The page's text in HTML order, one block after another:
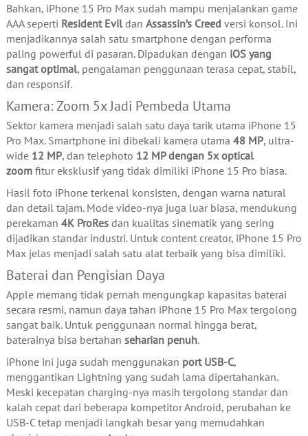
Bahkan, iPhone 15 Pro Max sudah mampu menjalankan game
AAA seperti Resident Evildan Assassin’s Creed versi konsol. Ini
menjadikannya salah satu smartphone dengan performa
paling powerful di pasaran. Dipadukan dengan iOS yang
sangat optimal, pengalaman penggunaan terasa cepat, stabil,
dan responsif.
Kamera: Zoom 5x Jadi Pembeda Utama
Sektor kamera menjadi salah satu daya tarik utama iPhone 15
Pro Max. Smartphone ini dibekali kamera utama 48 MP, ultra-
wide 12 MP, dan telephoto 12 MP dengan 5x optical
zoom fitur eksklusif yang tidak dimiliki iPhone 15 Pro biasa.
Hasil foto iPhone terkenal konsisten, dengan warna natural
dan detail tajam. Mode video-nya juga luar biasa, mendukung
perekaman 4K ProResdan kualitas sinematik yang sering
dijadikan standar industri. Untuk content creator, iPhone 15 Pro
Max jelas menjadi salah satu alat terbaik yang bisa dimiliki.
Baterai dan Pengisian Daya
Apple memang tidak pernah mengungkap kapasitas baterai
secara resmi, namun daya tahan iPhone 15 Pro Max tergolong
sangat baik. Untuk penggunaan normal hingga berat,
baterainya bisa bertahan seharian penuh.
iPhone ini juga sudah menggunakan port USB-C,
menggantikan Lightning yang sudah lama dipertahankan.
Meski kecepatan charging-nya masih tergolong standar dan
kalah cepat dari beberapa kompetitor Android, perubahan ke
USB-C tetap menjadi langkah besar yang memudahkan